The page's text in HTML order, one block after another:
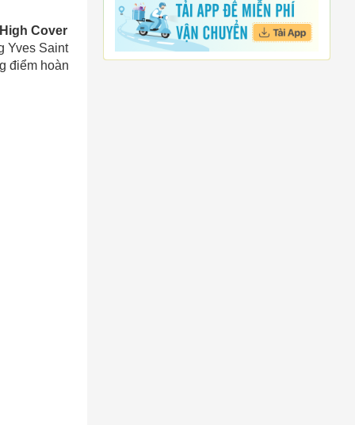
Cover
Yves Saint
điểm hoàn